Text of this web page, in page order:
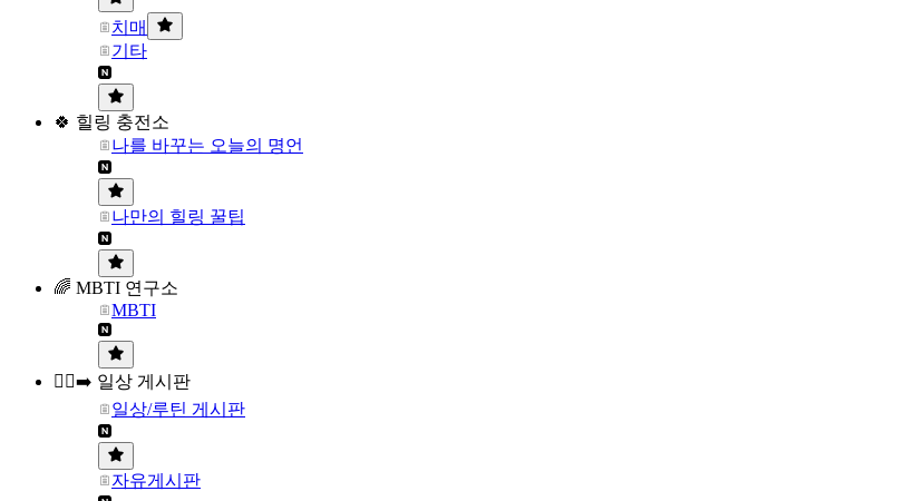
치매
기타
🍀 힐링 충전소
나를 바꾸는 오늘의 명언
나만의 힐링 꿀팁
🌈 MBTI 연구소
MBTI
🏃‍♀️‍➡️ 일상 게시판
일상/루틴 게시판
자유게시판